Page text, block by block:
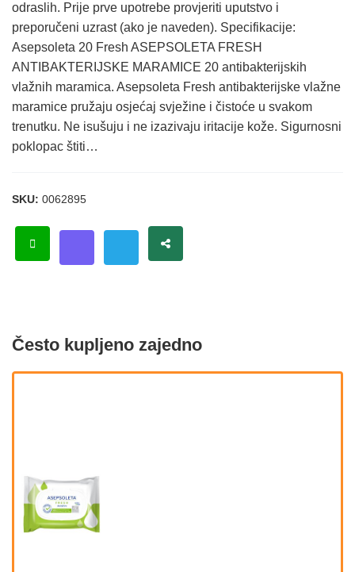
odraslih. Prije prve upotrebe provjeriti uputstvo i
preporučeni uzrast (ako je naveden). Specifikacije:
Asepsoleta 20 Fresh ASEPSOLETA FRESH
ANTIBAKTERIJSKE MARAMICE 20 antibakterijskih
vlažnih maramica. Asepsoleta Fresh antibakterijske vlažne
maramice pružaju osjećaj svježine i čistoće u svakom
trenutku. Ne isušuju i ne izazivaju iritacije kože. Sigurnosni
poklopac štiti…
SKU: 0062895
Često kupljeno zajedno